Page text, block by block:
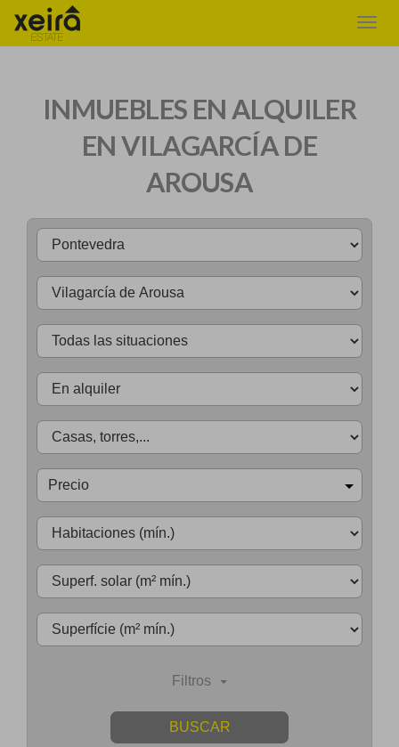
INMUEBLES EN ALQUILER
EN VILAGARCÍA DE
AROUSA
Precio
Filtros
BUSCAR